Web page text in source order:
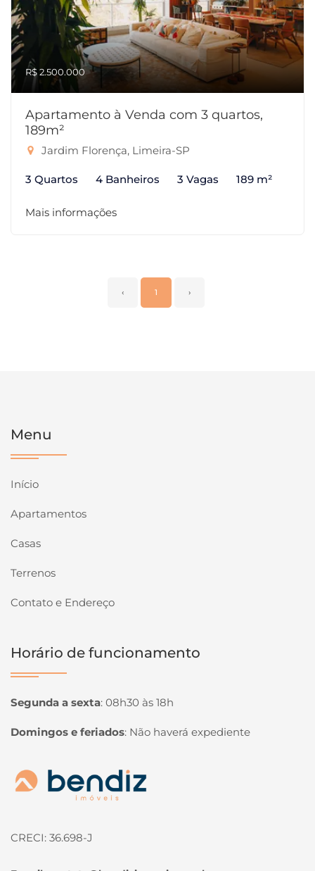
R$ 2.500.000
Apartamento à Venda com 3 quartos,
189m²
Jardim Florença, Limeira-SP
3 Quartos 4 Banheiros 3 Vagas 189 m²
Mais informações
‹ 1 ›
Menu
Início
Apartamentos
Casas
Terrenos
Contato e Endereço
Horário de funcionamento
Segunda a sexta: 08h30 às 18h
Domingos e feriados: Não haverá expediente
Página inicial
CRECI: 36.698-J